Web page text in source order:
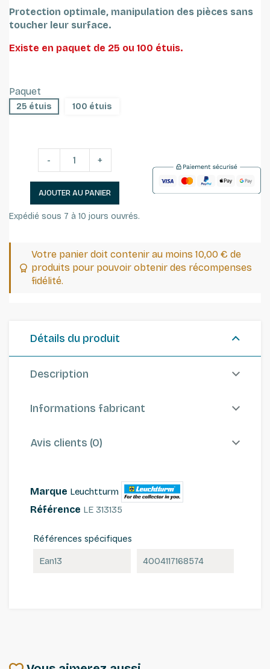
Protection optimale, manipulation des pièces sans
toucher leur surface.
Existe en paquet de 25 ou 100 étuis.
Paquet
25 étuis 100 étuis
- +
AJOUTER AU PANIER
Expédié sous 7 à 10 jours ouvrés.
Votre panier doit contenir au moins 10,00 € de
produits pour pouvoir obtenir des récompenses
fidélité.
Détails du produit
Description
Informations fabricant
Avis clients (0)
Marque Leuchtturm
Référence LE 313135
Références spécifiques
Ean13 4004117168574